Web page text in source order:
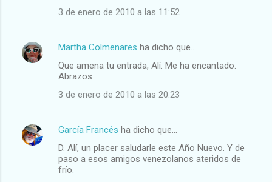
3 de enero de 2010 a las 11:52
Martha Colmenares ha dicho que…
Que amena tu entrada, Alí. Me ha encantado.
Abrazos
3 de enero de 2010 a las 20:23
García Francés ha dicho que…
D. Alí, un placer saludarle este Año Nuevo. Y de
paso a esos amigos venezolanos ateridos de
frío.